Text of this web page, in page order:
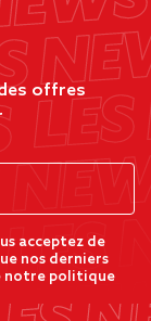
offres
acceptez de
nos derniers
notre politique